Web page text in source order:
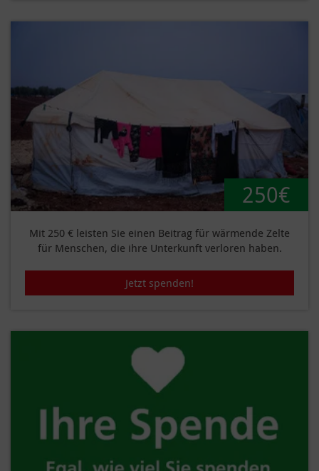
250€
Mit 250 € leisten Sie einen Beitrag für wärmende Zelte
für Menschen, die ihre Unterkunft verloren haben.
Jetzt spenden!